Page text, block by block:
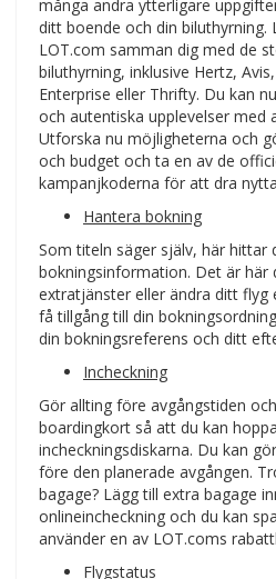
många andra ytterligare
ditt boende och din biluthyrning.
LOT.com samman dig med de
biluthyrning, inklusive Hertz,
Enterprise eller Thrifty. Du kan
och autentiska upplevelser med
Utforska nu möjligheterna och
och budget och ta en av de
kampanjkoderna för att dra
Hantera bokning
Som titeln säger själv, här hittar
bokningsinformation. Det är här
extratjänster eller ändra ditt flyg
få tillgång till din
din bokningsreferens och ditt
Incheckning
Gör allting före avgångstiden
boardingkort så att du kan
incheckningsdiskarna. Du kan
före den planerade avgången.
bagage? Lägg till extra bagage
onlineincheckning och du kan
använder en av LOT.coms
Flygstatus